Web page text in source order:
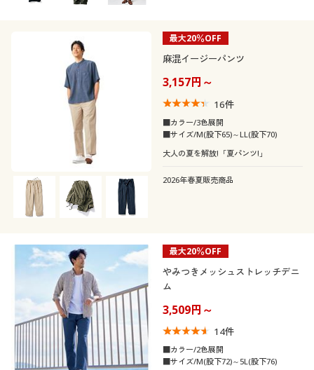
最大20％OFF
麻混イージーパンツ
3,157円～
16件
■カラー/3色展開
■サイズ/M(股下65)～LL(股下70)
大人の夏を解放!「夏パンツ!」
2026年春夏販売商品
最大20％OFF
やみつきメッシュストレッチデニ
ム
3,509円～
14件
■カラー/2色展開
■サイズ/M(股下72)～5L(股下76)